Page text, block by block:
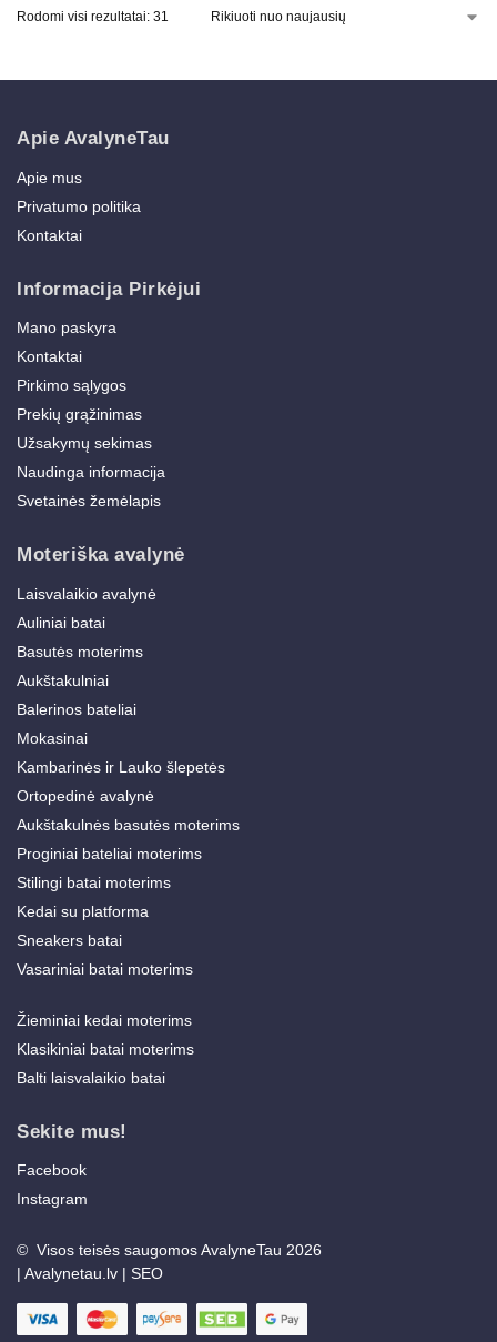
Rodomi visi rezultatai: 31
Apie AvalyneTau
Apie mus
Privatumo politika
Kontaktai
Informacija Pirkėjui
Mano paskyra
Kontaktai
Pirkimo sąlygos
Prekių grąžinimas
Užsakymų sekimas
Naudinga informacija
Svetainės žemėlapis
Moteriška avalynė
Laisvalaikio avalynė
Auliniai batai
Basutės moterims
Aukštakulniai
Balerinos bateliai
Mokasinai
Kambarinės ir Lauko šlepetės
Ortopedinė avalynė
Aukštakulnės basutės moterims
Proginiai bateliai moterims
Stilingi batai moterims
Kedai su platforma
Sneakers batai
Vasariniai batai moterims
Žieminiai kedai moterims
Klasikiniai batai moterims
Balti laisvalaikio batai
Sekite mus!
Facebook
Instagram
© Visos teisės saugomos AvalyneTau 2026
| Avalynetau.lv | SEO